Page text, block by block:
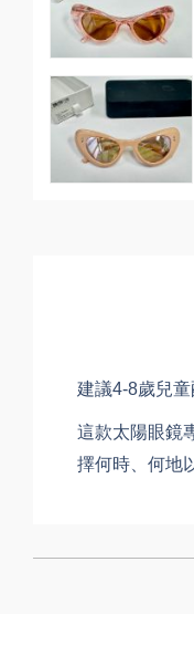
建議4-8歲兒
這款太陽眼鏡
擇何時、何地